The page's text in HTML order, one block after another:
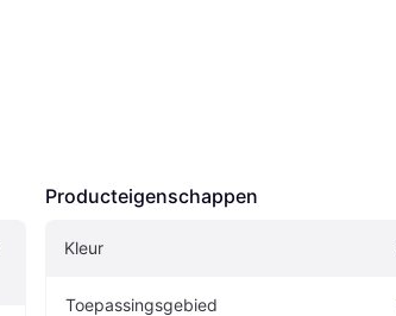
Producteigenschappen
Kleur
Toepassingsgebied